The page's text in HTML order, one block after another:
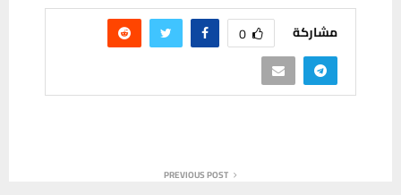
مشاركة 0
PREVIOUS POST